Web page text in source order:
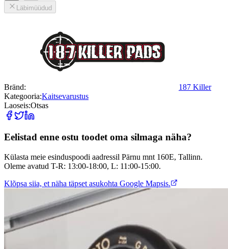
Läbimüüdud
Bränd:
187 Killer
Kategooria:Kaitsevarustus
Laoseis:Otsas
Eelistad enne ostu toodet oma silmaga näha?
Külasta meie esinduspoodi aadressil Pärnu mnt 160E, Tallinn.
Oleme avatud T-R: 13:00-18:00, L: 11:00-15:00.
Klõpsa siia, et näha täpset asukohta Google Mapsis.